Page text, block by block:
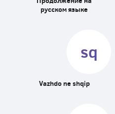
русском языке
sq
Vazhdo ne shqip